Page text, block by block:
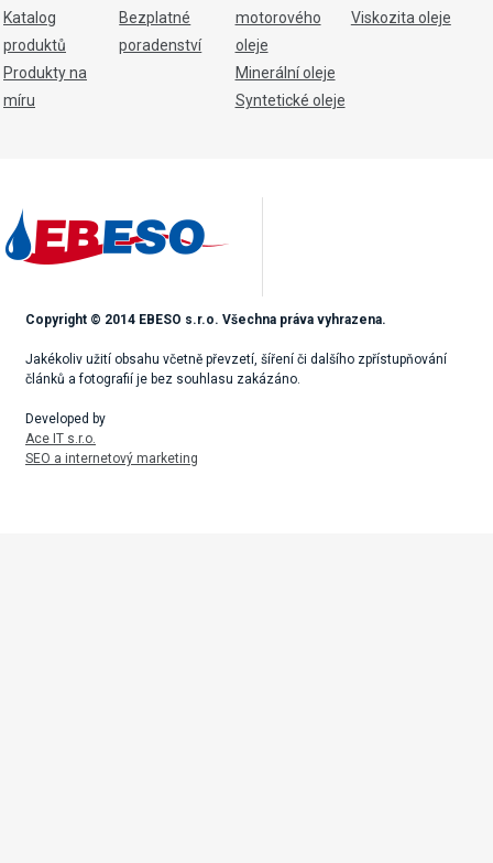
Katalog
produktů
Produkty na
míru
Bezplatné
poradenství
motorového
oleje
Minerální oleje
Syntetické oleje
Viskozita oleje
Copyright © 2014 EBESO s.r.o. Všechna práva vyhrazena.
Jakékoliv užití obsahu včetně převzetí, šíření či dalšího zpřístupňování
článků a fotografií je bez souhlasu zakázáno.
Developed by
Ace IT s.r.o.
SEO a internetový marketing